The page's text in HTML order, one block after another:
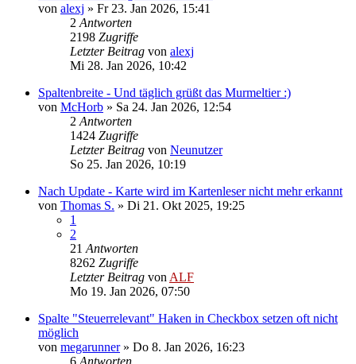
von alexj » Fr 23. Jan 2026, 15:41
2 Antworten
2198 Zugriffe
Letzter Beitrag von alexj
Mi 28. Jan 2026, 10:42
Spaltenbreite - Und täglich grüßt das Murmeltier :)
von McHorb » Sa 24. Jan 2026, 12:54
2 Antworten
1424 Zugriffe
Letzter Beitrag von Neunutzer
So 25. Jan 2026, 10:19
Nach Update - Karte wird im Kartenleser nicht mehr erkannt
von Thomas S. » Di 21. Okt 2025, 19:25
1
2
21 Antworten
8262 Zugriffe
Letzter Beitrag von ALF
Mo 19. Jan 2026, 07:50
Spalte "Steuerrelevant" Haken in Checkbox setzen oft nicht
möglich
von megarunner» Do 8. Jan 2026, 16:23
6 Antworten